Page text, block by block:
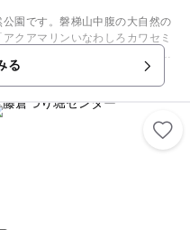
園です。磐梯山中腹の大自然の
クアマリンいなわしろカワセミ
堀」、「魚のつかみ取り池広
ます。すがすがしく澄み切った
ウトドアを楽しむことができま
る施設/あり
る